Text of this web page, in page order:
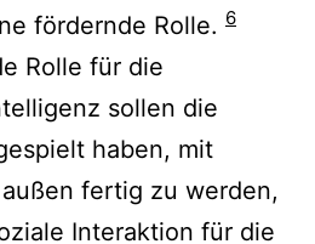
fördernde Rolle. 6
Rolle für die
sollen die
haben, mit
fertig zu werden,
Interaktion für die